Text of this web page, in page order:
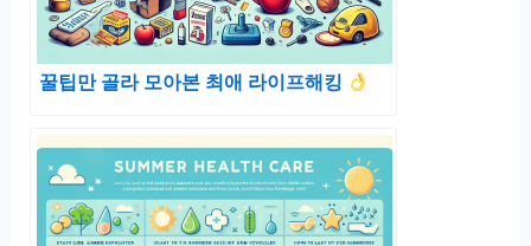
꿀팁만 골라 모아본 최애 라이프해킹